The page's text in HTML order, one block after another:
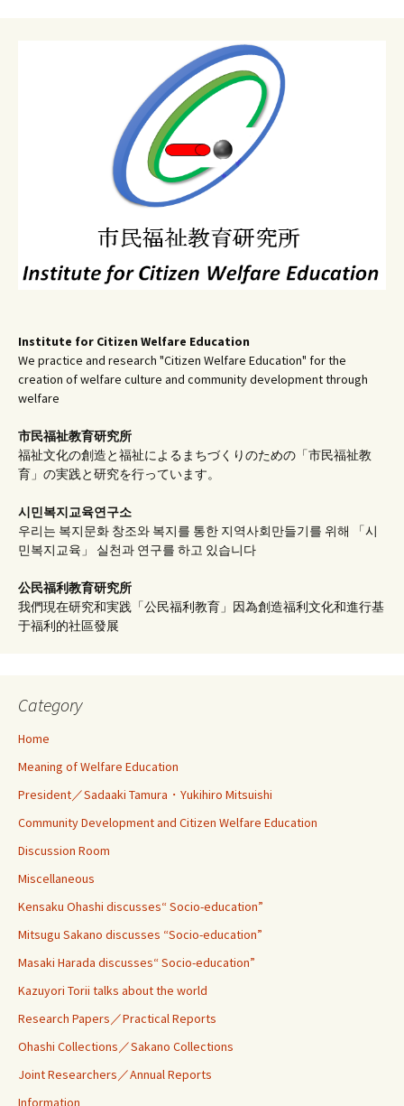
Institute for Citizen Welfare Education
We practice and research "Citizen Welfare Education" for the
creation of welfare culture and community development through
welfare
市民福祉教育研究所
福祉文化の創造と福祉によるまちづくりのための「市民福祉教
育」の実践と研究を行っています。
시민복지교육연구소
우리는 복지문화 창조와 복지를 통한 지역사회만들기를 위해 「시
민복지교육」 실천과 연구를 하고 있습니다
公民福利教育研究所
我們現在研究和実践「公民福利教育」因為創造福利文化和進行基
于福利的社區發展
Category
Home
Meaning of Welfare Education
President／Sadaaki Tamura・Yukihiro Mitsuishi
Community Development and Citizen Welfare Education
Discussion Room
Miscellaneous
Kensaku Ohashi discusses“ Socio-education”
Mitsugu Sakano discusses “Socio-education”
Masaki Harada discusses“ Socio-education”
Kazuyori Torii talks about the world
Research Papers／Practical Reports
Ohashi Collections／Sakano Collections
Joint Researchers／Annual Reports
Information